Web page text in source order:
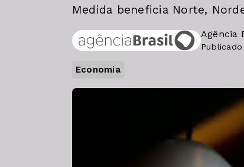
Medida beneficia Norte,
Agência
Economia